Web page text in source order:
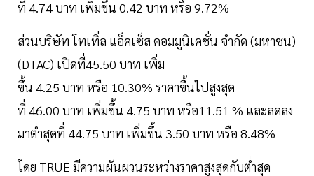
ที่ 4.74 บาท เพิ่มขึ้น 0.42 บาท หรือ 9.72%
ส่วนบริษัท โทเทิ่ล แอ็คเซ็ส คอมมูนิเคชั่น จำกัด (มหาชน)
(DTAC) เปิดที่45.50 บาท เพิ่ม
ขึ้น 4.25 บาท หรือ 10.30% ราคาขึ้นไปสูงสุด
ที่ 46.00 บาท เพิ่มขึ้น 4.75 บาท หรือ11.51 % และลดลง
มาต่ำสุดที่ 44.75 บาท เพิ่มขึ้น 3.50 บาท หรือ 8.48%
โดย TRUE มีความผันผวนระหว่างราคาสูงสุดกับต่ำสุด